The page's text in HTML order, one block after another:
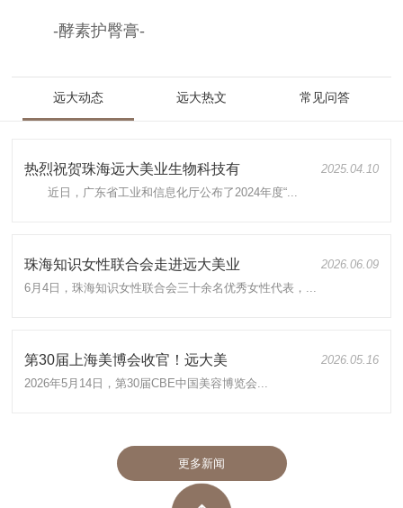
-酵素护臀膏-
远大动态 远大热文 常见问答
2025.04.10
热烈祝贺珠海远大美业生物科技有
近日，广东省工业和信息化厅公布了2024年度“...
2026.06.09
珠海知识女性联合会走进远大美业
6月4日，珠海知识女性联合会三十余名优秀女性代表，...
2026.05.16
第30届上海美博会收官！远大美
2026年5月14日，第30届CBE中国美容博览会...
更多新闻